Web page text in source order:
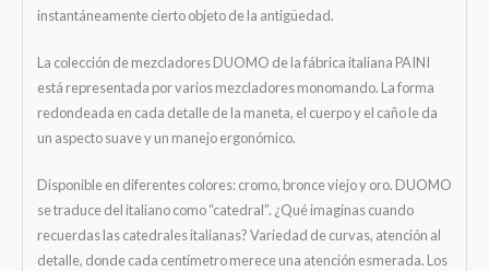
instantáneamente cierto objeto de la antigüedad.
La colección de mezcladores DUOMO de la fábrica italiana PAINI
está representada por varios mezcladores monomando. La forma
redondeada en cada detalle de la maneta, el cuerpo y el caño le da
un aspecto suave y un manejo ergonómico.
Disponible en diferentes colores: cromo, bronce viejo y oro. DUOMO
se traduce del italiano como “catedral”. ¿Qué imaginas cuando
recuerdas las catedrales italianas? Variedad de curvas, atención al
detalle, donde cada centímetro merece una atención esmerada. Los